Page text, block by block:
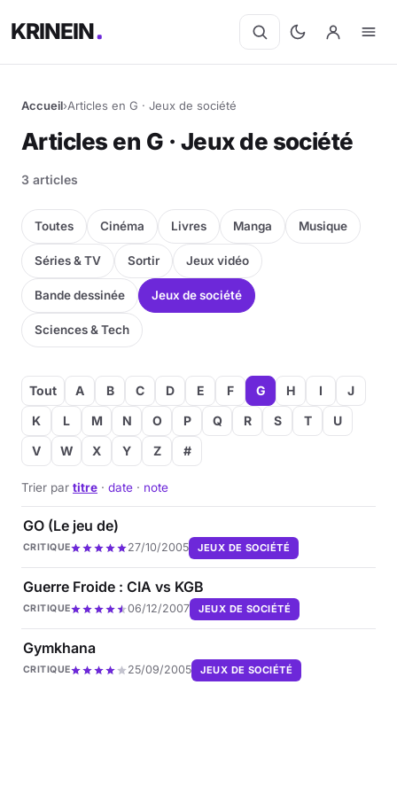
KRINEIN
Accueil›Articles en G · Jeux de société
Articles en G · Jeux de société
3 articles
Toutes Cinéma Livres Manga Musique
Séries & TV Sortir Jeux vidéo
Bande dessinée Jeux de société
Sciences & Tech
Tout A B C D E F G H I
J
K
L M N O P Q R S T
U
V
W X Y Z #
Trier par titre · date · note
GO (Le jeu de)
CRITIQUE 27/10/2005 JEUX DE SOCIÉTÉ
Guerre Froide : CIA vs KGB
CRITIQUE 06/12/2007 JEUX DE SOCIÉTÉ
Gymkhana
CRITIQUE 25/09/2005 JEUX DE SOCIÉTÉ